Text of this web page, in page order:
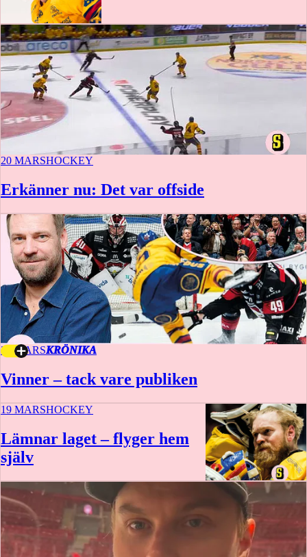
20 MARSHOCKEY
Erkänner nu: Det var offside
20 MARSKRÖNIKA
Vinner – tack vare publiken
19 MARSHOCKEY
Lämnar laget – flyger hem
själv